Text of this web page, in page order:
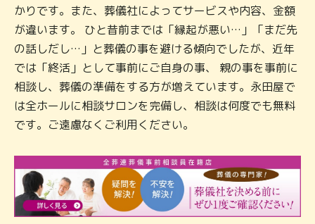
かりです。また、葬儀社によってサービスや内容、金額
が違います。 ひと昔前までは「縁起が悪い…」「まだ先
の話しだし…」と葬儀の事を避ける傾向でしたが、近年
では「終活」として事前にご自身の事、 親の事を事前に
相談し、葬儀の準備をする方が増えています。永田屋で
は全ホールに相談サロンを完備し、相談は何度でも無料
です。ご遠慮なくご利用ください。